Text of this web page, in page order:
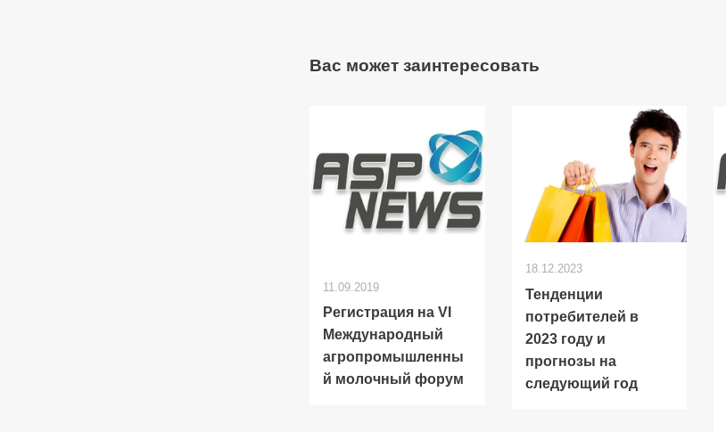
Вас может заинтересовать
11.09.2019
Регистрация на VI
Международный
агропромышленны
й молочный форум
18.12.2023
Тенденции
потребителей в
2023 году и
прогнозы на
следующий год